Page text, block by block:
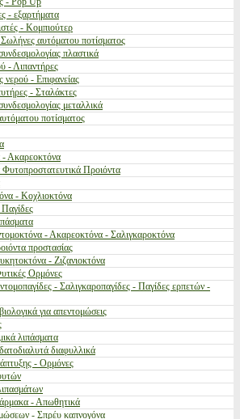
- εξαρτήματα
- Κομπιούτερ
αυτόματου ποτίσματος
πλαστικά
- Λιπαντήρες
νερού - Επιφανείας
- Σταλάκτες
μεταλλικά
ποτίσματος
- Ακαρεοκτόνα
Φυτοπροστατευτικά Προιόντα
- Κοχλιοκτόνα
- Ακαρεοκτόνα - Σαλιγκαροκτόνα
προστασίας
- Ζιζανιοκτόνα
Ορμόνες
- Σαλιγκαροπαγίδες - Παγίδες ερπετών -
για απεντομώσεις
λιπάσματα
διαφυλλικά
- Ορμόνες
- Απωθητικά
- Σπρέυ καπνογόνα